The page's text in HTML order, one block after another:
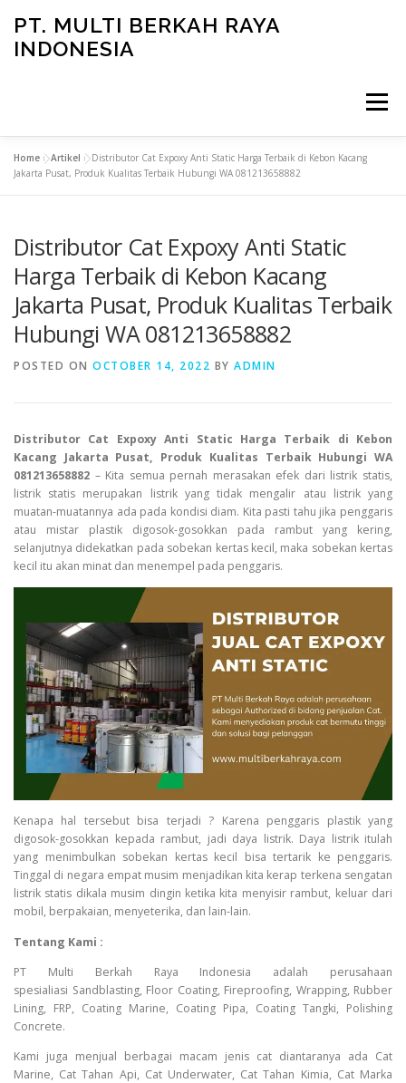
content
PT. MULTI BERKAH RAYA
INDONESIA
Menu
CONTACT
Home »Artikel »Distributor Cat Expoxy Anti Static Harga Terbaik di Kebon Kacang
Jakarta Pusat, Produk Kualitas Terbaik Hubungi WA 081213658882
Distributor Cat Expoxy Anti Static
Harga Terbaik di Kebon Kacang
Jakarta Pusat, Produk Kualitas Terbaik
Hubungi WA 081213658882
POSTED ON OCTOBER 14, 2022 BY ADMIN
Distributor Cat Expoxy Anti Static Harga Terbaik di Kebon
Kacang Jakarta Pusat, Produk Kualitas Terbaik Hubungi WA
081213658882 – Kita semua pernah merasakan efek dari listrik statis,
listrik statis merupakan listrik yang tidak mengalir atau listrik yang
muatan-muatannya ada pada kondisi diam. Kita pasti tahu jika penggaris
atau mistar plastik digosok-gosokkan pada rambut yang kering,
selanjutnya didekatkan pada sobekan kertas kecil, maka sobekan kertas
kecil itu akan minat dan menempel pada penggaris.
Kenapa hal tersebut bisa terjadi ? Karena penggaris plastik yang
digosok-gosokkan kepada rambut, jadi daya listrik. Daya listrik itulah
yang menimbulkan sobekan kertas kecil bisa tertarik ke penggaris.
Tinggal di negara empat musim menjadikan kita kerap terkena sengatan
listrik statis dikala musim dingin ketika kita menyisir rambut, keluar dari
mobil, berpakaian, menyeterika, dan lain-lain.
Tentang Kami :
PT Multi Berkah Raya Indonesia adalah perusahaan
spesialiasi Sandblasting, Floor Coating, Fireproofing, Wrapping, Rubber
Lining, FRP, Coating Marine, Coating Pipa, Coating Tangki, Polishing
Concrete.
Kami juga menjual berbagai macam jenis cat diantaranya ada Cat
Marine, Cat Tahan Api, Cat Underwater, Cat Tahan Kimia, Cat Marka